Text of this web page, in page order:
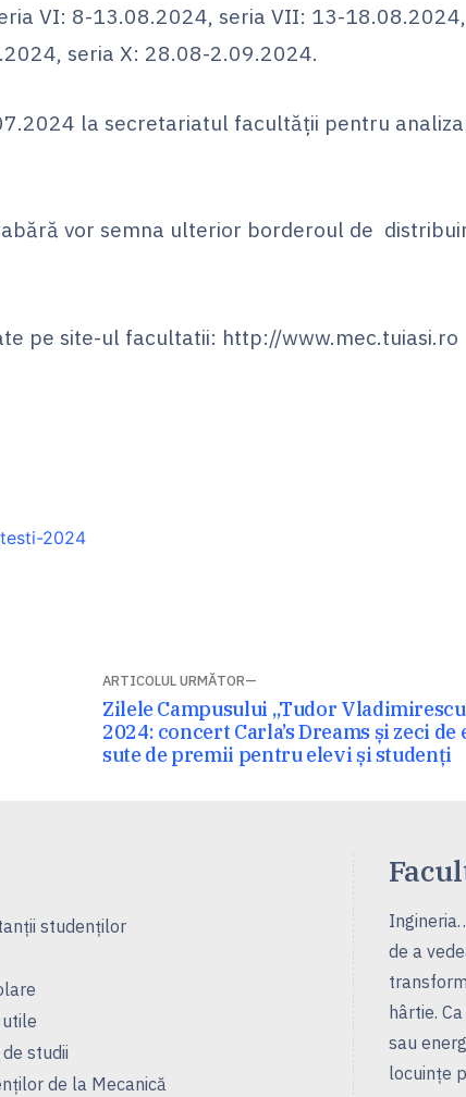
VI: 8-13.08.2024, seria VII: 13-
seria X: 28.08-2.09.2024.
la secretariatul facultăţii pentru
vor semna ulterior borderoul de
pe site-ul facultatii: http://www.mec.tuiasi.ro
2024
ARTICOLUL URMĂTOR
Articolul
următor:
Zilele Campusului „Tudor
2024: concert Carla’s Dreams și zeci
sute de premii pentru elevi și studenți
studenţilor
studii
de la Mecanică
de a
hârtie.
sau
locuinţe